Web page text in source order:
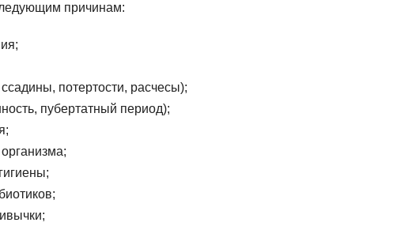
причинам:
потертости, расчесы);
пубертатный период);